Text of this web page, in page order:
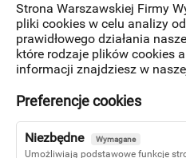
Barbara Pędzioch
Strona Warszawskiej Firmy
pliki cookies w celu analizy
prawidłowego działania
które rodzaje plików cookies
informacji znajdziesz w
Preferencje cookies
Niezbędne Wymagane
Umożliwiają podstawowe funkcje